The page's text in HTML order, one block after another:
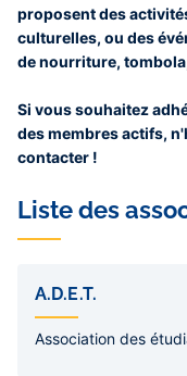
proposent des
culturelles, ou des
de nourriture,
Si vous souhaitez
des membres actifs,
contacter !
Liste des
de
pages
A.D.E.T.
Association des